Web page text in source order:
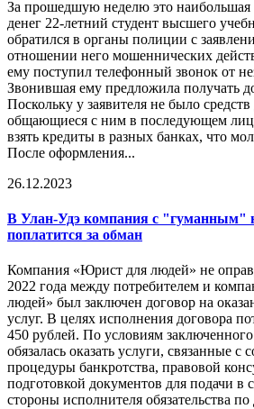
За прошедшую неделю это
денег 22-летний студент высшего
обратился в органы полиции с
отношении него мошеннических
ему поступил телефонный звонок от
Звонившая ему предложила получать
Поскольку у заявителя не было
общающиеся с ним в последующем
взять кредиты в разных банках, что
После оформления...
26.12.2023
В Улан-Удэ компания с "гуманным"
поплатится за обман
Компания «Юрист для людей» не
2022 года между потребителем и
людей» был заключен договор на
услуг. В целях исполнения договора
450 рублей. По условиям
обязалась оказать услуги, связанные с
процедуры банкротства, правовой
подготовкой документов для подачи в
стороны исполнителя обязательства